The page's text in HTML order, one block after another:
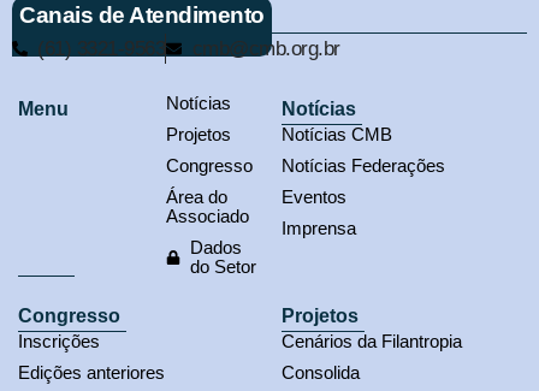
Canais de Atendimento
(61) 3321-9563 cmb@cmb.org.br
Menu
Notícias
Projetos
Congresso
Área do
Associado
Dados
do Setor
Notícias
Notícias CMB
Notícias Federações
Eventos
Imprensa
Congresso
Inscrições
Edições anteriores
Projetos
Cenários da Filantropia
Consolida